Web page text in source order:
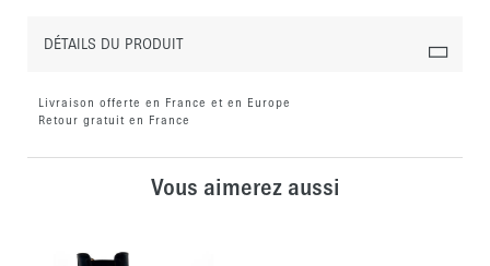
DÉTAILS DU PRODUIT
Livraison offerte en France et en Europe
Retour gratuit en France
Vous aimerez aussi